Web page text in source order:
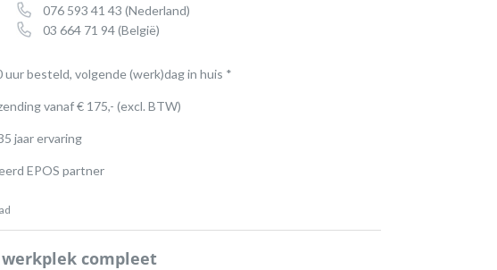
compleet
076 593 41 43 (Nederland)
03 664 71 94(België)
uur besteld, volgende (werk)dag in huis *
vanaf € 175,- (excl. BTW)
jaar ervaring
EPOS partner